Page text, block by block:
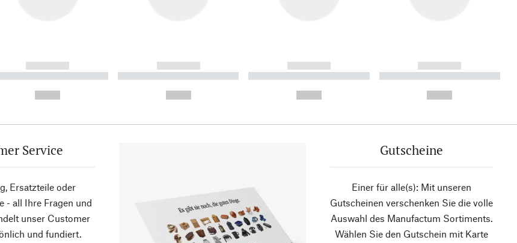
------------
----------- ----------
------------
----------- ----------- ----------
------------
----------- ----------- ----------
------------
----------- ----------- ----------
Service
Ersatzteile oder
- all Ihre Fragen und
unser Customer
und fundiert.
Gutscheine
Einer für alle(s): Mit unseren
Gutscheinen verschenken Sie die volle
Auswahl des Manufactum Sortiments.
Wählen Sie den Gutschein mit Karte